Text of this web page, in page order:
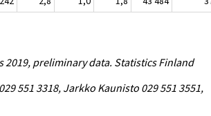
2019, preliminary data. Statistics Finland
551 3318, Jarkko Kaunisto 029 551 3551,